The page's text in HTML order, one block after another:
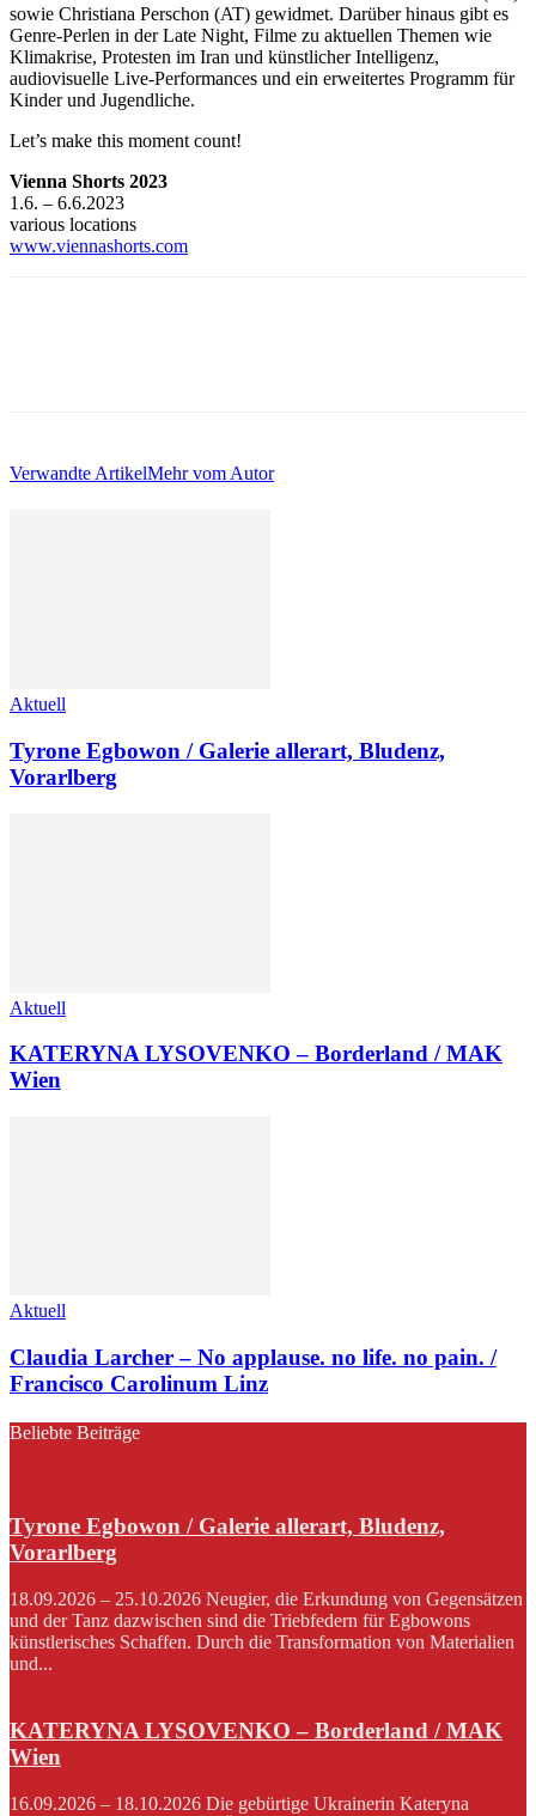
sowie Christiana Perschon (AT) gewidmet. Darüber hinaus gibt es
Genre-Perlen in der Late Night, Filme zu aktuellen Themen wie
Klimakrise, Protesten im Iran und künstlicher Intelligenz,
audiovisuelle Live-Performances und ein erweitertes Programm für
Kinder und Jugendliche.
Let’s make this moment count!
Vienna Shorts 2023
1.6. – 6.6.2023
various locations
www.viennashorts.com
Verwandte ArtikelMehr vom Autor
Aktuell
Tyrone Egbowon / Galerie allerart, Bludenz,
Vorarlberg
Aktuell
KATERYNA LYSOVENKO – Borderland / MAK
Wien
Aktuell
Claudia Larcher – No applause. no life. no pain. /
Francisco Carolinum Linz
Beliebte Beiträge
Tyrone Egbowon / Galerie allerart, Bludenz,
Vorarlberg
18.09.2026 – 25.10.2026 Neugier, die Erkundung von Gegensätzen
und der Tanz dazwischen sind die Triebfedern für Egbowons
künstlerisches Schaffen. Durch die Transformation von Materialien
und...
KATERYNA LYSOVENKO – Borderland / MAK
Wien
16.09.2026 – 18.10.2026 Die gebürtige Ukrainerin Kateryna